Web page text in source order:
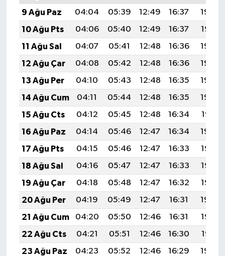
9 Ağu Paz
04:04 05:39 12:49 16:37
19:48
10 Ağu Pts
04:06 05:40 12:49 16:37
19:47
11 Ağu Sal
04:07 05:41 12:48 16:36
19:46
12 Ağu Çar
04:08 05:42 12:48 16:36
19:44
13 Ağu Per
04:10 05:43 12:48 16:35
19:43
14 Ağu Cum
04:11 05:44 12:48 16:35
19:42
15 Ağu Cts
04:12 05:45 12:48 16:34
19:41
16 Ağu Paz
04:14 05:46 12:47 16:34
19:39
17 Ağu Pts
04:15 05:46 12:47 16:33
19:38
18 Ağu Sal
04:16 05:47 12:47 16:33
19:37
19 Ağu Çar
04:18 05:48 12:47 16:32
19:35
20 Ağu Per
04:19 05:49 12:47 16:31
19:34
21 Ağu Cum
04:20 05:50 12:46 16:31
19:33
22 Ağu Cts
04:21 05:51 12:46 16:30
19:31
23 Ağu Paz
04:23 05:52 12:46 16:29
19:30